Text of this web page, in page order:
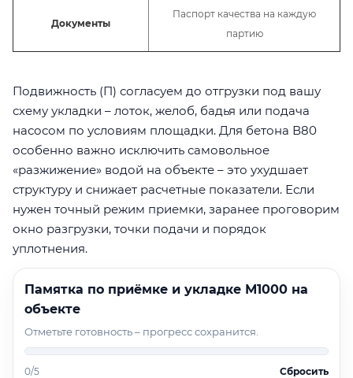
Документы
Паспорт качества на каждую
партию
Подвижность (П) согласуем до отгрузки под вашу
схему укладки – лоток, желоб, бадья или подача
насосом по условиям площадки. Для бетона В80
особенно важно исключить самовольное
«разжижение» водой на объекте – это ухудшает
структуру и снижает расчетные показатели. Если
нужен точный режим приемки, заранее проговорим
окно разгрузки, точки подачи и порядок
уплотнения.
Памятка по приёмке и укладке М1000 на
объекте
Отметьте готовность – прогресс сохранится.
0/5 Сбросить